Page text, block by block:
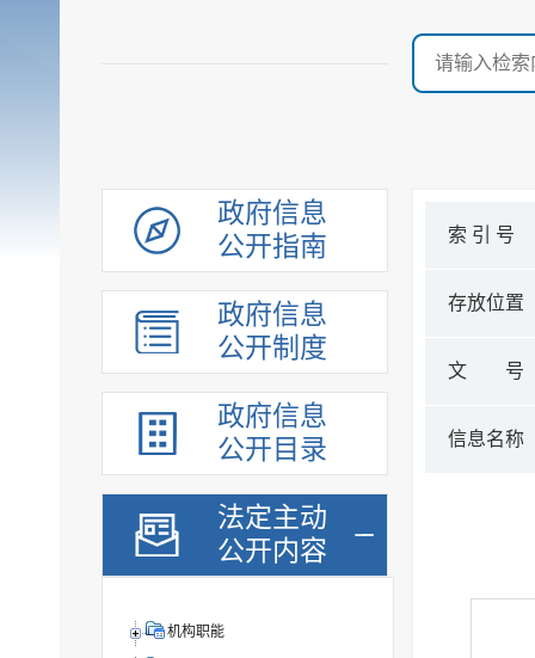
政府信息
公开指南
政府信息
公开制度
政府信息
公开目录
法定主动
公开内容
机构职能
索 引 号
存放位置
文 号
信息名称